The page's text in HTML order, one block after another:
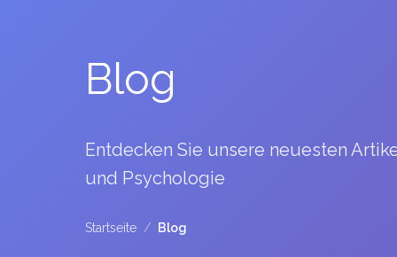
Blog
Entdecken Sie unsere neuesten
und Psychologie
Startseite / Blog